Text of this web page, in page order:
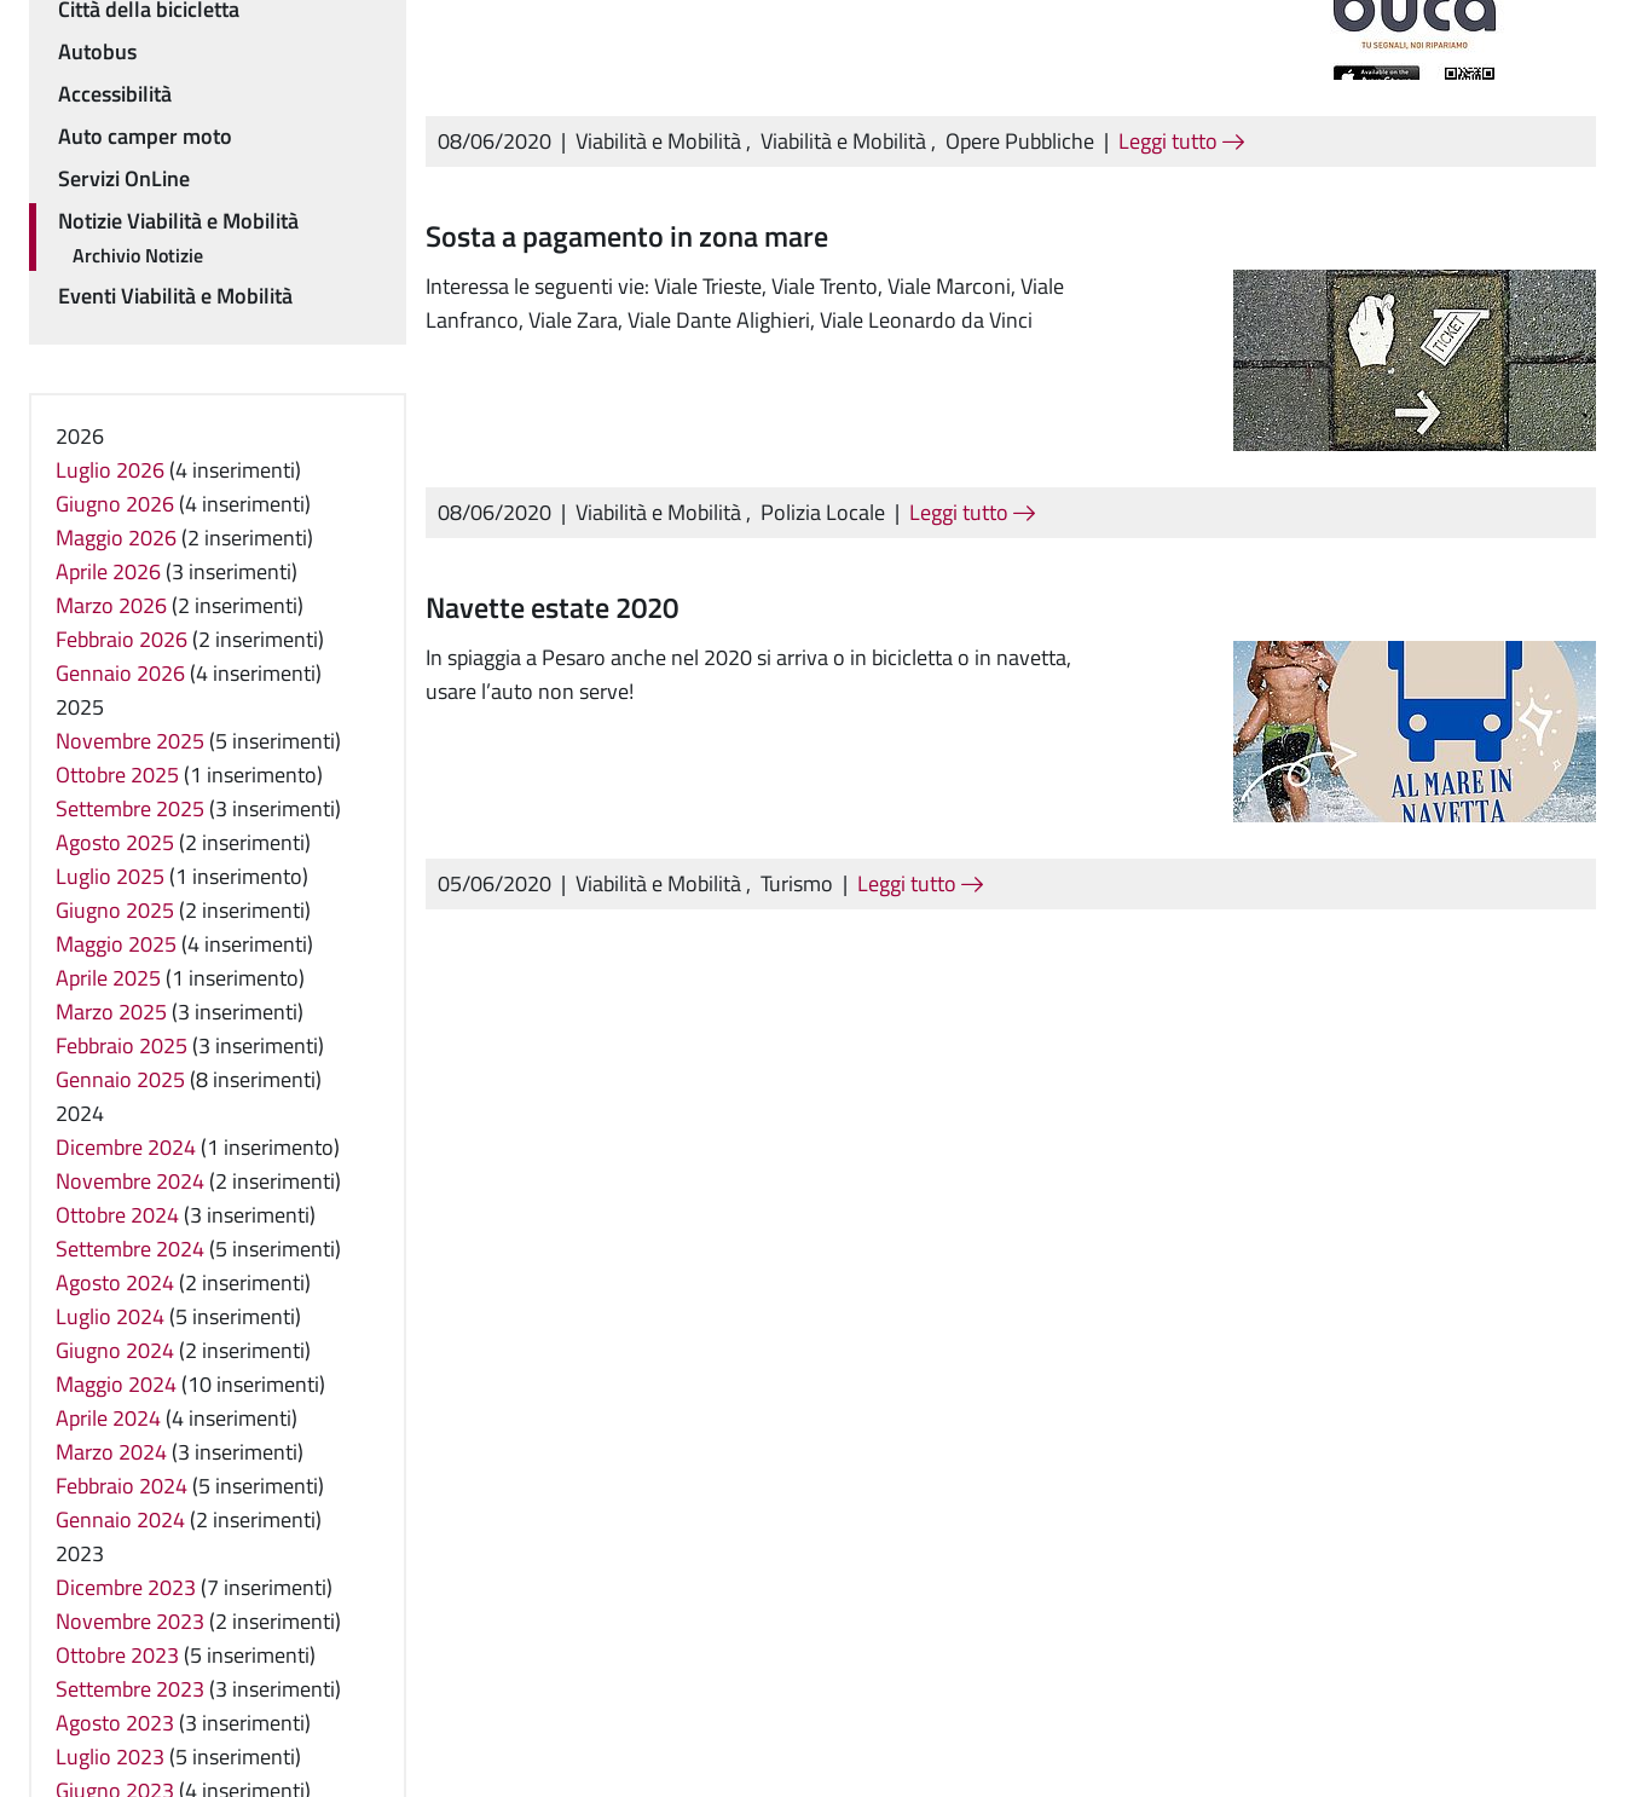
08/06/2020 | Viabilità e Mobilità, Viabilità e Mobilità, Opere Pubbliche | Leggi tutto
Sosta a pagamento in zona mare
Interessa le seguenti vie: Viale Trieste, Viale Trento, Viale Marconi, Viale
Lanfranco, Viale Zara, Viale Dante Alighieri, Viale Leonardo da Vinci
08/06/2020 | Viabilità e Mobilità, Polizia Locale | Leggi tutto
Navette estate 2020
In spiaggia a Pesaro anche nel 2020 si arriva o in bicicletta o in navetta,
usare l’auto non serve!
05/06/2020 | Viabilità e Mobilità, Turismo | Leggi tutto
Città della bicicletta
Autobus
Accessibilità
Auto camper moto
Servizi OnLine
Notizie Viabilità e Mobilità
Archivio Notizie
Eventi Viabilità e Mobilità
2026
Luglio 2026(4 inserimenti)
Giugno 2026(4 inserimenti)
Maggio 2026(2 inserimenti)
Aprile 2026(3 inserimenti)
Marzo 2026(2 inserimenti)
Febbraio 2026(2 inserimenti)
Gennaio 2026(4 inserimenti)
2025
Novembre 2025 (5 inserimenti)
Ottobre 2025 (1 inserimento)
Settembre 2025 (3 inserimenti)
Agosto 2025 (2 inserimenti)
Luglio 2025 (1 inserimento)
Giugno 2025 (2 inserimenti)
Maggio 2025 (4 inserimenti)
Aprile 2025 (1 inserimento)
Marzo 2025 (3 inserimenti)
Febbraio 2025 (3 inserimenti)
Gennaio 2025 (8 inserimenti)
2024
Dicembre 2024(1 inserimento)
Novembre 2024(2 inserimenti)
Ottobre 2024(3 inserimenti)
Settembre 2024(5 inserimenti)
Agosto 2024(2 inserimenti)
Luglio 2024(5 inserimenti)
Giugno 2024(2 inserimenti)
Maggio 2024(10 inserimenti)
Aprile 2024(4 inserimenti)
Marzo 2024(3 inserimenti)
Febbraio 2024(5 inserimenti)
Gennaio 2024(2 inserimenti)
2023
Dicembre 2023 (7 inserimenti)
Novembre 2023 (2 inserimenti)
Ottobre 2023 (5 inserimenti)
Settembre 2023 (3 inserimenti)
Agosto 2023 (3 inserimenti)
Luglio 2023 (5 inserimenti)
Giugno 2023 (4 inserimenti)